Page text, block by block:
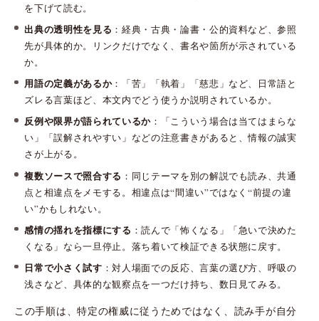
を下げて読む。
出典の透明性を見る ：経典・古典・論書・公的資料など、参照
先が具体的か。リンクだけでなく、書名や箇所が示されている
か。
用語の定義があるか：「苦」「執着」「慈悲」など、日常語と
ズレる言葉ほど、本文内でどう使うか説明されているか。
反例や限界が語られているか：「こういう場合は当てはまらな
い」「誤解されやすい」などの注意書きがあると、情報の誠実
さが上がる。
複数ソースで照合する ：同じテーマを別の解説でも読み、共通
点と相違点をメモする。相違点は“間違い”ではなく“前提の違
い”かもしれない。
感情の揺れを指標にする ：読んで「怖くなる」「急いで決めた
くなる」なら一旦停止。落ち着いて検証できる状態に戻す。
日常で小さく試す ：対人場面での反応、言葉の選び方、呼吸の
浅さなど、具体的な観察点を一つだけ持ち、数日見てみる。
この手順は、特定の権威に従うためではなく、読み手が自分